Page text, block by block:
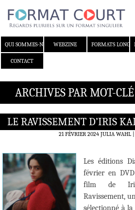
QUI SOMMES-NOUS ?WEBZINE FORMATS LONGS
CONTACT
ARCHIVES PAR MOT-
LE RAVISSEMENT D’IRIS
21 FÉVRIER 2024 JULIA WAHL
Les éditions
février en
film de
Ravissement,
sélectionné à